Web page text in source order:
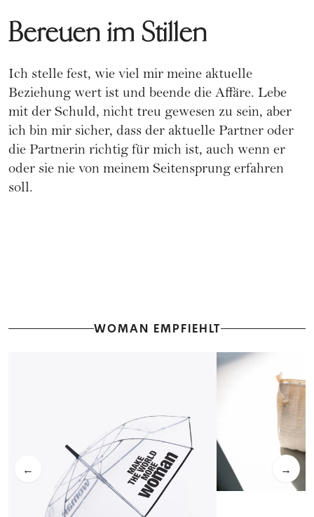
Bereuen im Stillen
Ich stelle fest, wie viel mir meine aktuelle
Beziehung wert ist und beende die Affäre. Lebe
mit der Schuld, nicht treu gewesen zu sein, aber
ich bin mir sicher, dass der aktuelle Partner oder
die Partnerin richtig für mich ist, auch wenn er
oder sie nie von meinem Seitensprung erfahren
soll.
WOMAN EMPFIEHLT
← →